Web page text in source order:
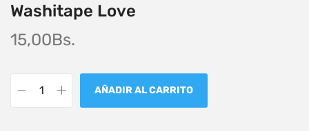
Washitape Love
15,00Bs.
AÑADIR AL CARRITO